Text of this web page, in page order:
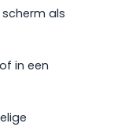
als
in een